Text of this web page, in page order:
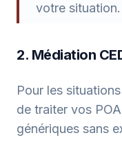
votre situation.
2. Médiation
Pour les
de traiter vos
génériques sans